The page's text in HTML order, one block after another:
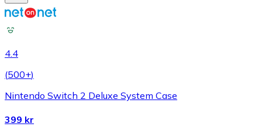
4.4
(500+)
Nintendo Switch 2 Deluxe System Case
399 kr